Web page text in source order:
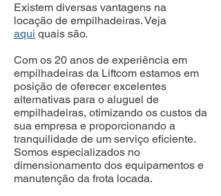
Existem diversas vantagens na
locação de empilhadeiras. Veja
aqui quais são.
Com os 20 anos de experiência em
empilhadeiras da Liftcom estamos em
posição de oferecer excelentes
alternativas para o aluguel de
empilhadeiras, otimizando os custos da
sua empresa e proporcionando a
tranquilidade de um serviço eficiente.
Somos especializados no
dimensionamento dos equipamentos e
manutenção da frota locada.